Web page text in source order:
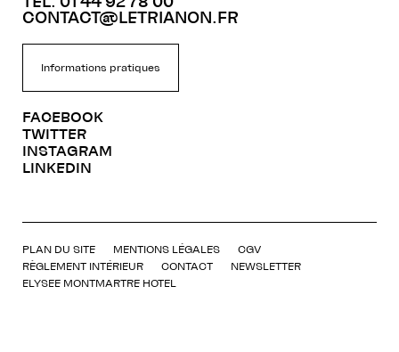
CONTACT@LETRIANON.FR
Informations pratiques
FACEBOOK
TWITTER
INSTAGRAM
LINKEDIN
PLAN DU SITE MENTIONS LÉGALES
CGV
RÈGLEMENT INTÉRIEUR
CONTACT
NEWSLETTER
ELYSEE MONTMARTRE HOTEL